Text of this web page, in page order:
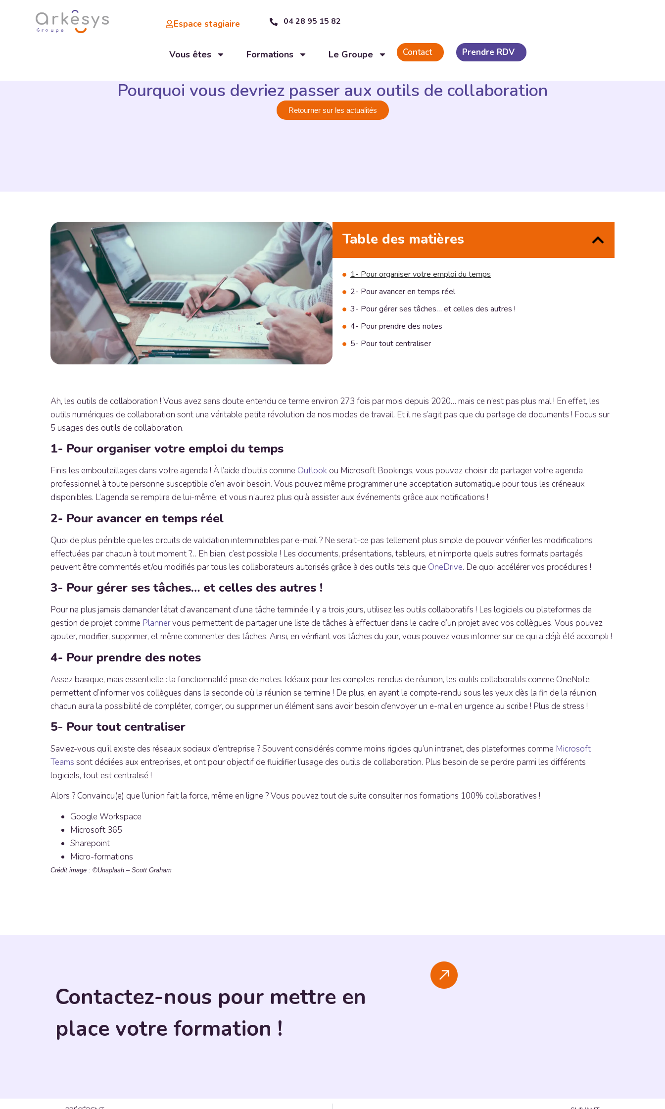
Espace stagiaire 04 28 95 15 82
Vous êtes Formations Le Groupe Contact Prendre RDV
Pourquoi vous devriez passer aux outils de collaboration
Retourner sur les actualités
Table des matières
1- Pour organiser votre emploi du temps
2- Pour avancer en temps réel
3- Pour gérer ses tâches… et celles des autres !
4- Pour prendre des notes
5- Pour tout centraliser
Ah, les outils de collaboration ! Vous avez sans doute entendu ce terme environ 273 fois par mois depuis 2020… mais ce n’est pas plus mal ! En effet, les
outils numériques de collaboration sont une véritable petite révolution de nos modes de travail. Et il ne s’agit pas que du partage de documents ! Focus sur
5 usages des outils de collaboration.
1- Pour organiser votre emploi du temps
Finis les embouteillages dans votre agenda ! À l’aide d’outils comme Outlook ou Microsoft Bookings, vous pouvez choisir de partager votre agenda
professionnel à toute personne susceptible d’en avoir besoin. Vous pouvez même programmer une acceptation automatique pour tous les créneaux
disponibles. L’agenda se remplira de lui-même, et vous n’aurez plus qu’à assister aux événements grâce aux notifications !
2- Pour avancer en temps réel
Quoi de plus pénible que les circuits de validation interminables par e-mail ? Ne serait-ce pas tellement plus simple de pouvoir vérifier les modifications
effectuées par chacun à tout moment ?… Eh bien, c’est possible ! Les documents, présentations, tableurs, et n’importe quels autres formats partagés
peuvent être commentés et/ou modifiés par tous les collaborateurs autorisés grâce à des outils tels que OneDrive. De quoi accélérer vos procédures !
3- Pour gérer ses tâches… et celles des autres !
Pour ne plus jamais demander l’état d’avancement d’une tâche terminée il y a trois jours, utilisez les outils collaboratifs ! Les logiciels ou plateformes de
gestion de projet comme Plannervous permettent de partager une liste de tâches à effectuer dans le cadre d’un projet avec vos collègues. Vous pouvez
ajouter, modifier, supprimer, et même commenter des tâches. Ainsi, en vérifiant vos tâches du jour, vous pouvez vous informer sur ce qui a déjà été accompli !
4- Pour prendre des notes
Assez basique, mais essentielle : la fonctionnalité prise de notes. Idéaux pour les comptes-rendus de réunion, les outils collaboratifs comme OneNote
permettent d’informer vos collègues dans la seconde où la réunion se termine ! De plus, en ayant le compte-rendu sous les yeux dès la fin de la réunion,
chacun aura la possibilité de compléter, corriger, ou supprimer un élément sans avoir besoin d’envoyer un e-mail en urgence au scribe ! Plus de stress !
5- Pour tout centraliser
Saviez-vous qu’il existe des réseaux sociaux d’entreprise ? Souvent considérés comme moins rigides qu’un intranet, des plateformes comme Microsoft
Teams sont dédiées aux entreprises, et ont pour objectif de fluidifier l’usage des outils de collaboration. Plus besoin de se perdre parmi les différents
logiciels, tout est centralisé !
Alors ? Convaincu(e) que l’union fait la force, même en ligne ? Vous pouvez tout de suite consulter nos formations 100% collaboratives !
Google Workspace
Microsoft 365
Sharepoint
Micro-formations
Crédit image : ©Unsplash – Scott Graham
Contactez-nous pour mettre en
place votre formation !